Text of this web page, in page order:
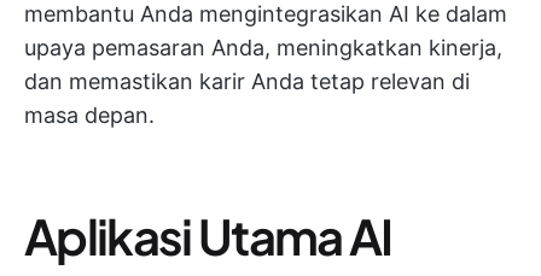
membantu Anda mengintegrasikan AI ke dalam
upaya pemasaran Anda, meningkatkan kinerja,
dan memastikan karir Anda tetap relevan di
masa depan.
Aplikasi Utama AI